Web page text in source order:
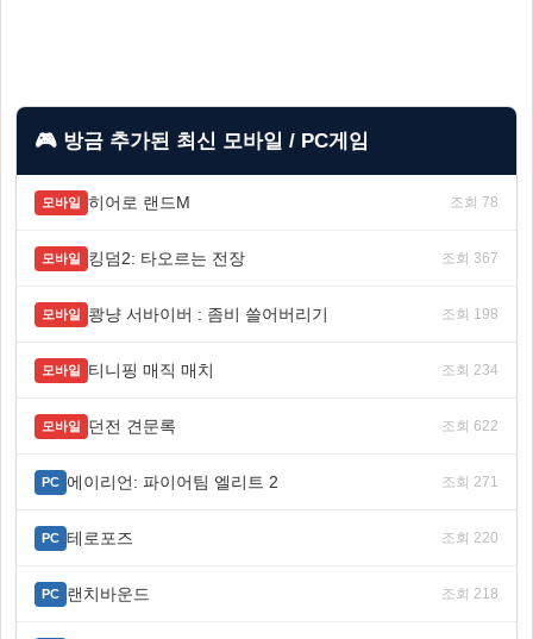
🎮 방금 추가된 최신 모바일 / PC게임
모바일 히어로 랜드M 조회 78
모바일 킹덤2: 타오르는 전장 조회 367
모바일 쾅냥 서바이버 : 좀비 쓸어버리기 조회 198
모바일 티니핑 매직 매치 조회 234
모바일 던전 견문록 조회 622
PC 에이리언: 파이어팀 엘리트 2 조회 271
PC 테로포즈 조회 220
PC 랜치바운드 조회 218